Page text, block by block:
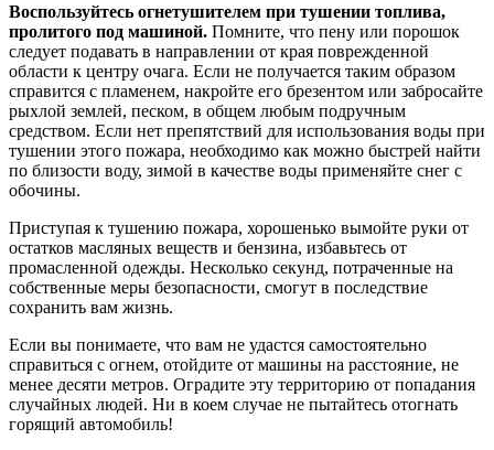
Воспользуйтесь огнетушителем при тушении топлива,
пролитого под машиной. Помните, что пену или порошок
следует подавать в направлении от края поврежденной
области к центру очага. Если не получается таким образом
справится с пламенем, накройте его брезентом или забросайте
рыхлой землей, песком, в общем любым подручным
средством. Если нет препятствий для использования воды при
тушении этого пожара, необходимо как можно быстрей найти
по близости воду, зимой в качестве воды применяйте снег с
обочины.
Приступая к тушению пожара, хорошенько вымойте руки от
остатков масляных веществ и бензина, избавьтесь от
промасленной одежды. Несколько секунд, потраченные на
собственные меры безопасности, смогут в последствие
сохранить вам жизнь.
Если вы понимаете, что вам не удастся самостоятельно
справиться с огнем, отойдите от машины на расстояние, не
менее десяти метров. Оградите эту территорию от попадания
случайных людей. Ни в коем случае не пытайтесь отогнать
горящий автомобиль!